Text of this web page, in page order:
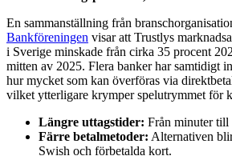
En sammanställning från
Bankföreningen visar att Trustlys
i Sverige minskade från cirka 35 procent
mitten av 2025. Flera banker har samtidigt
hur mycket som kan överföras via
vilket ytterligare krymper spelutrymmet för
Längre uttagstider: Från minuter till
Färre betalmetoder: Alternativen
Swish och förbetalda kort.